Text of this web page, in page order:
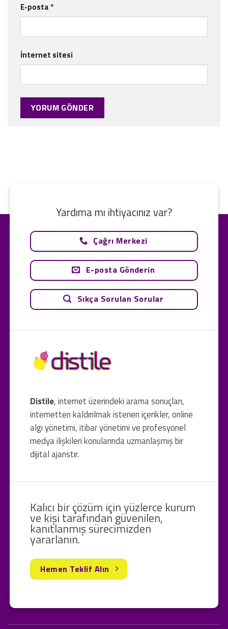
E-posta *
İnternet sitesi
Distile, internet üzerindeki arama sonuçları,
internetten kaldırılmak istenen içerikler, online
algı yönetimi, itibar yönetimi ve profesyonel
medya ilişkileri konularında uzmanlaşmış bir
dijital ajanstır.
Yardıma mı ihtiyacınız var?
Çağrı Merkezi
E-posta Gönderin
Sıkça Sorulan Sorular
Kalıcı bir çözüm için yüzlerce kurum
ve kişi tarafından güvenilen,
kanıtlanmış sürecimizden
yararlanın.
Hemen Teklif Alın